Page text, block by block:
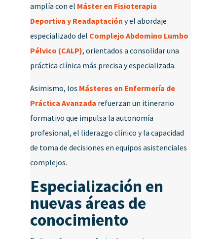
amplía con el Máster en Fisioterapia
Deportiva y Readaptación y el abordaje
especializado del Complejo Abdomino Lumbo
Pélvico (CALP), orientados a consolidar una
práctica clínica más precisa y especializada.
Asimismo, los Másteres en Enfermería de
Práctica Avanzada refuerzan un itinerario
formativo que impulsa la autonomía
profesional, el liderazgo clínico y la capacidad
de toma de decisiones en equipos asistenciales
complejos.
Especialización en
nuevas áreas de
conocimiento